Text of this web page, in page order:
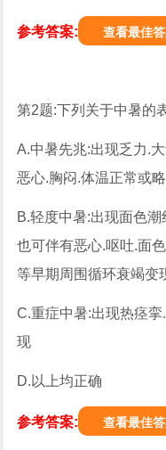
参考答案: 查看最佳
第2题:下列关于中暑的
A.中暑先兆:出现乏力.
恶心.胸闷.体温正常或
B.轻度中暑:出现面色潮
也可伴有恶心.呕吐.面
等早期周围循环衰竭变
C.重症中暑:出现热痉
现
D.以上均正确
参考答案: 查看最佳